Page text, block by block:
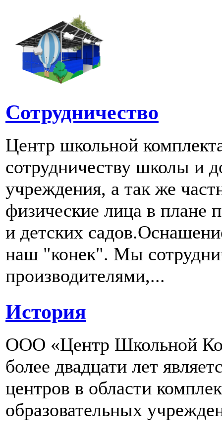
Сотрудничество
Центр школьной
сотрудничеству школы и
учреждения, а так же
физические лица в плане
и детских
наш "конек". Мы
производителями,...
История
ООО «Центр Школьной
более двадцати лет
центров в области
образовательных